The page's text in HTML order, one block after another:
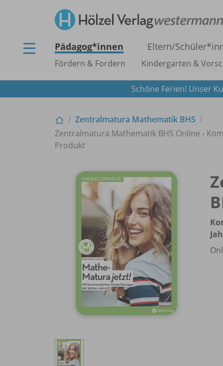
Pädagog*innen Eltern/
Fördern & Fordern Kindergarten &
Schöne Ferien! Unser
Zentralmatura Mathematik BHS
Zentralmatura Mathematik BHS Online -
Produkt